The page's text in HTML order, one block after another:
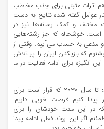
هم اثرات مثبتی برای جذب مخاطب
عوامل گفته شده نتایج به دست
مختلف و کمک رسانه‌ها نیز در
است. خوشحالم که جز رشته‌هایی
مدعی به حساب می‌آییم. وقتی از
که بازیکنان ایران را پر تلاش
برای ادامه فعالیت در ما
سرمربی تیم ملی پدل در ادامه عنوان کرد: تا سال ۲۰۳۰ که قرار است برای
پیدا کنیم فرصت خوبی داریم.
در این مدت خودشان را برای
اگر این روند فعلی ادامه پیدا